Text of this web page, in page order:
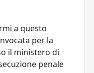
a questo
per la
il ministero di
penale